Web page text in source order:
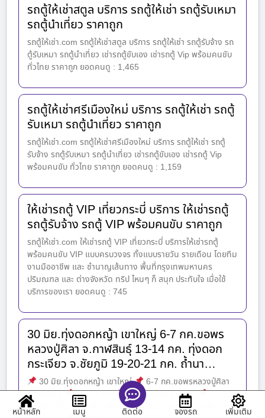
รถตู้ให้เช่าสตูล บริการ รถตู้ให้เช่า รถตู้รับเหมา
รถตู้นำเที่ยว ราคาถูก
รถตู้ให้เช่า.com รถตู้ให้เช่าสตูล บริการ รถตู้ให้เช่า รถตู้รับจ้าง รถ
ตู้รับเหมา รถตู้นำเที่ยว เช่ารถตู้ขับเอง เช่ารถตู้ Vip พร้อมคนขับ
ทั่วไทย ราคาถูก ยอดคนดู : 1,465
รถตู้ให้เช่าศรีเมืองใหม่ บริการ รถตู้ให้เช่า รถตู้
รับเหมา รถตู้นำเที่ยว ราคาถูก
รถตู้ให้เช่า.com รถตู้ให้เช่าศรีเมืองใหม่ บริการ รถตู้ให้เช่า รถตู้
รับจ้าง รถตู้รับเหมา รถตู้นำเที่ยว เช่ารถตู้ขับเอง เช่ารถตู้ Vip
พร้อมคนขับ ทั่วไทย ราคาถูก ยอดคนดู : 1,159
ให้เช่ารถตู้ VIP เที่ยวกระบี่ บริการ ให้เช่ารถตู้
รถตู้รับจ้าง รถตู้ VIP พร้อมคนขับ ราคาถูก
รถตู้ให้เช่า.com ให้เช่ารถตู้ VIP เที่ยวกระบี่ บริการให้เช่ารถตู้
พร้อมคนขับ VIP แบบครบวงจร ทั้งแบบรายวัน รายเดือน โดยทีม
งานมืออาชีพ และ ชำนาญเส้นทาง พื้นที่กรุงเทพมหานคร
ปริมณฑล และ ต่างจังหวัด ทริป ไหนๆ ก็ สนุก ประทับใจ เมื่อใช้
บริการของเรา ยอดคนดู : 745
30 มิย.ทุ่งดอกหญ้า เขาใหญ่ 6-7 กค.ขอพร
หลวงปู่ศิลา จ.กาฬสินธุ์ 13-14 กค. ทุ่งดอก
กระเจียว จ.ชัยภูมิ 19-20-21 กค. ถ้ำนา…
30 มิย.ทุ่งดอกหญ้า เขาใหญ่
6-7 กค.ขอพรหลวงปู่ศิลา
จ.กาฬสินธุ์
13-14 กค. ทุ่งดอกกระเจียว จ.ชัยภูมิ
19-20-
21 กค. ถ้ำนาคา-นาคี จ.บึงกาฬ
20-21 กค. วังคำชะโนด
หน้าหลัก เมนู ติดต่อ จองรถ เพิ่มเติม